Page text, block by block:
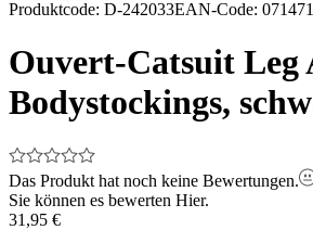
Item
of
6
Produktcode: D-242033EAN-Code:
Ouvert-Catsuit Leg
Bodystockings,
Das Produkt hat noch keine Bewertungen.
Sie können es bewerten Hier.
31,95 €